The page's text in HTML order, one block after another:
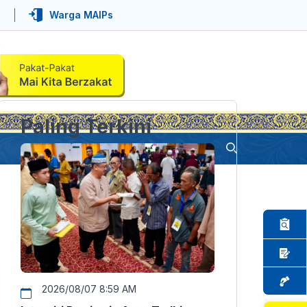
Warga MAIPs
Paling Terkini
2026/08/07 8:59 AM